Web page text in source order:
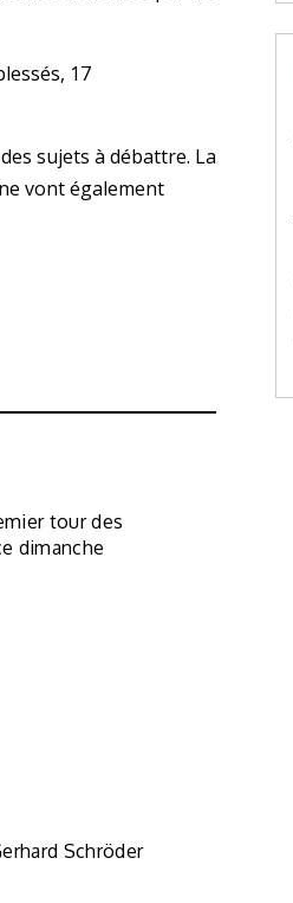
17
sujets à débattre. La
vont également
tour des
dimanche
Schröder